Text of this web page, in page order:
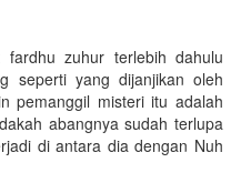
fardhu zuhur terlebih dahulu
seperti yang dijanjikan oleh
pemanggil misteri itu adalah
abangnya sudah terlupa
di antara dia dengan Nuh